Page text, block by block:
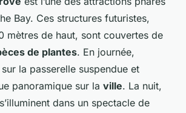
Bay. Ces structures futuristes,
mètres de haut, sont couvertes de
de plantes. En journée,
la passerelle suspendue et
panoramique sur la ville. La nuit,
s’illuminent dans un spectacle de